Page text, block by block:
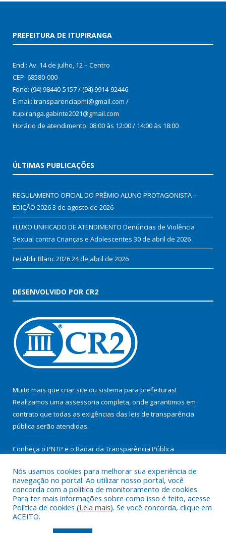
PREFEITURA DE ITUPIRANGA
End.: Av. 14 de julho, 12 – Centro
CEP: 68580-000
Fone: (94) 98440-5157 / (94) 9914-92446
E-mail: transparenciapmi@gmail.com /
Itupiranga.gabinte2021@gmail.com
Horário de atendimento: 08:00 às 12:00 / 14:00 às 18:00
ÚLTIMAS PUBLICAÇÕES
REGULAMENTO OFICIAL DO PRÊMIO ALUNO PROTAGONISTA –
EDIÇÃO 20263 de agosto de 2026
FLUXO UNIFICADO DE ATENDIMENTO Denúncias de Violência
Sexual contra Crianças e Adolescentes 30 de abril de 2026
Lei Aldir Blanc 202624 de abril de 2026
DESENVOLVIDO POR CR2
Muito mais que criar site ou sistema para prefeituras!
Realizamos uma assessoria completa, onde garantimos em
contrato que todas as exigências das leis de transparência
pública serão atendidas.
Conheça o PNTP e o Radar da Transparência Pública
Todos os direitos reservados a Prefeitura Municipal de
Itupiranga.
Nós usamos cookies para melhorar sua experiência de
navegação no portal. Ao utilizar nosso portal, você
concorda com a política de monitoramento de cookies.
Para ter mais informações sobre como isso é feito, acesse
Política de cookies (Leia mais). Se você concorda, clique em
ACEITO.